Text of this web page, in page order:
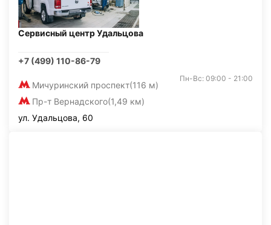
Сервисный центр Удальцова
+7 (499) 110-86-79
Мичуринский проспект(116 м)
Пр-т Вернадского(1,49 км)
Пн-Вс: 09:00 - 21:00
ул. Удальцова, 60